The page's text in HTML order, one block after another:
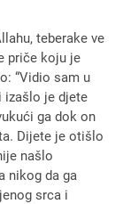
teberake ve
priče koju je
“Vidio sam u
izašlo je djete
ga dok on
Dijete je otišlo
našlo
nikog da ga
srca i